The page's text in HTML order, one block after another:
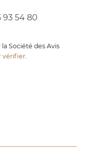
93 54 80
Société des Avis
vérifier.